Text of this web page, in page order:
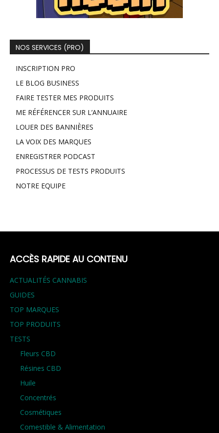
NOS SERVICES (PRO)
INSCRIPTION PRO
LE BLOG BUSINESS
FAIRE TESTER MES PRODUITS
ME RÉFÉRENCER SUR L’ANNUAIRE
LOUER DES BANNIÈRES
LA VOIX DES MARQUES
ENREGISTRER PODCAST
PROCESSUS DE TESTS PRODUITS
NOTRE EQUIPE
ACCÈS RAPIDE AU CONTENU
ACTUALITÉS CANNABIS
GUIDES
TOP MARQUES
TOP PRODUITS
TESTS
Fleurs CBD
Résines CBD
Huile
Concentrés
Cosmétiques
Comestible & Alimentation